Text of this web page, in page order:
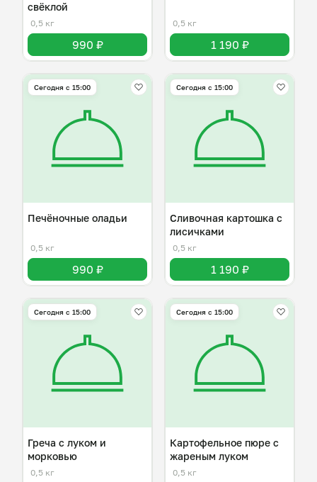
свёклой
0,5 кг
990 ₽
0,5 кг
1 190 ₽
Сегодня с 15:00
Печёночные оладьи
0,5 кг
990 ₽
Сегодня с 15:00
Сливочная картошка с
лисичками
0,5 кг
1 190 ₽
Сегодня с 15:00
Греча с луком и
морковью
0,5 кг
Сегодня с 15:00
Картофельное пюре с
жареным луком
0,5 кг